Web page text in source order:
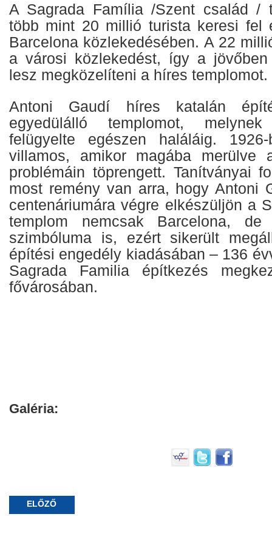
A Sagrada Família /Szent család /
több mint 20 millió turista keresi fel
Barcelona közlekedésében. A 22
a városi közlekedést, így a
lesz megközelíteni a híres templomot.
Antoni Gaudí híres katalán
egyedülálló templomot,
felügyelte egészen haláláig.
villamos, amikor magába merülve
problémáin töprengett. Tanítványai
most remény van arra, hogy Antoni
centenáriumára végre elkészüljön a
templom nemcsak Barcelona, de
szimbóluma is, ezért sikerült
építési engedély kiadásában – 136
Sagrada Familia építkezés
fővárosában.
Galéria:
ELŐZŐ